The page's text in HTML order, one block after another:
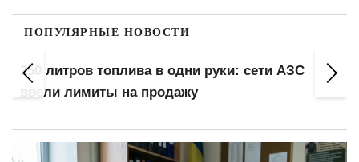
ПОПУЛЯРНЫЕ НОВОСТИ
250 литров топлива в одни руки: сети АЗС
ввели лимиты на продажу